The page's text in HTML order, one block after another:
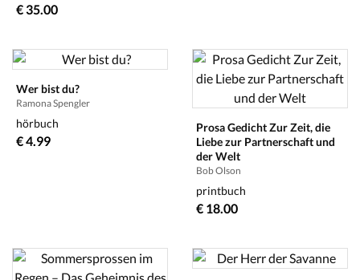
€ 35.00
Wer bist du?
Ramona Spengler
hörbuch
€ 4.99
Prosa Gedicht Zur Zeit, die
Liebe zur Partnerschaft und
der Welt
Bob Olson
printbuch
€ 18.00